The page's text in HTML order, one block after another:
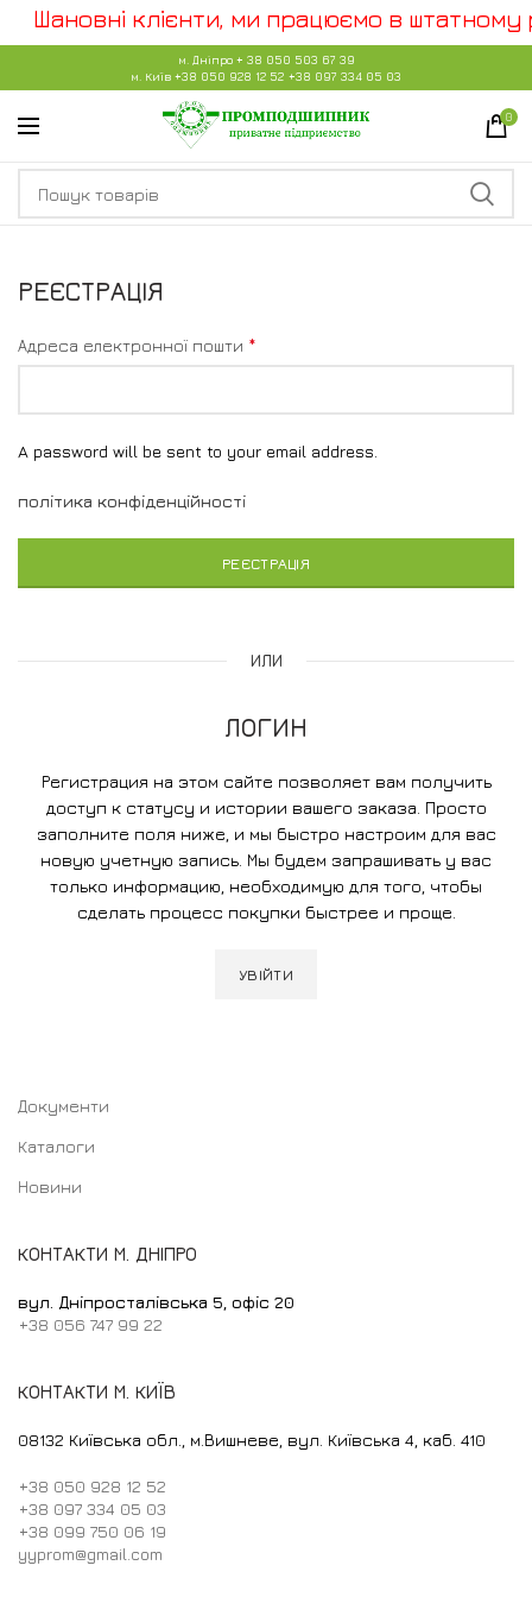
Шановні клієнти, ми працюємо в
м. Дніпро + 38 050 503 67 39
м. Київ +38 050 928 12 52 +38 097 334 05 03
0
РЕЄСТРАЦІЯ
Адреса електронної пошти *
A password will be sent to your email address.
політика конфіденційності
РЕЄСТРАЦІЯ
ИЛИ
ЛОГИН
Регистрация на этом сайте позволяет вам получить
доступ к статусу и истории вашего заказа. Просто
заполните поля ниже, и мы быстро настроим для вас
новую учетную запись. Мы будем запрашивать у вас
только информацию, необходимую для того, чтобы
сделать процесс покупки быстрее и проще.
УВІЙТИ
Документи
Каталоги
Новини
КОНТАКТИ М. ДНІПРО
вул. Дніпросталівська 5, офіс 20
+38 056 747 99 22
КОНТАКТИ М. КИЇВ
08132 Київська обл., м.Вишневе, вул. Київська 4, каб. 410
+38 050 928 12 52
+38 097 334 05 03
+38 099 750 06 19
yyprom@gmail.com